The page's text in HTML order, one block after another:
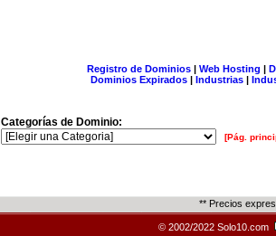
Registro de Dominios| Web Hosting |
Dominios Expirados | Industrias |
Categorías de Dominio:
[Pág.
** Precios
© 2002/2022 Solo10.com